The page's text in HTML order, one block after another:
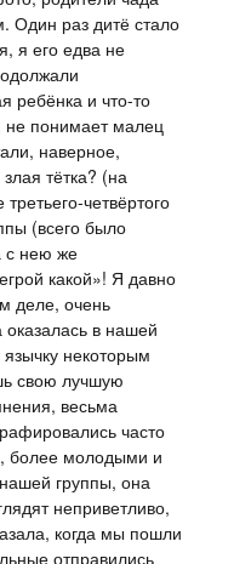
Один раз дитё стало
я его едва не
ребёнка и что-то
понимает малец
наверное,
тётка? (на
четвёртого
(всего было
с нею же
какой»! Я давно
деле, очень
в нашей
некоторым
свою лучшую
весьма
часто
более молодыми и
группы, она
неприветливо,
когда мы пошли
отправились